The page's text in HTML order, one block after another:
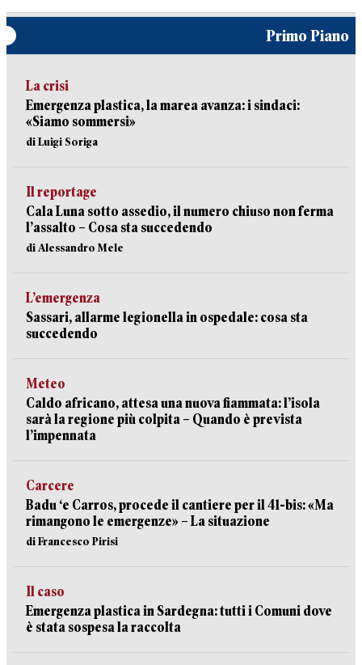
Primo Piano
La crisi
Emergenza plastica, la marea avanza: i sindaci:
«Siamo sommersi»
di Luigi Soriga
Il reportage
Cala Luna sotto assedio, il numero chiuso non ferma
l’assalto – Cosa sta succedendo
di Alessandro Mele
L’emergenza
Sassari, allarme legionella in ospedale: cosa sta
succedendo
Meteo
Caldo africano, attesa una nuova fiammata: l’isola
sarà la regione più colpita – Quando è prevista
l’impennata
Carcere
Badu ‘e Carros, procede il cantiere per il 41-bis: «Ma
rimangono le emergenze» – La situazione
di Francesco Pirisi
Il caso
Emergenza plastica in Sardegna: tutti i Comuni dove
è stata sospesa la raccolta